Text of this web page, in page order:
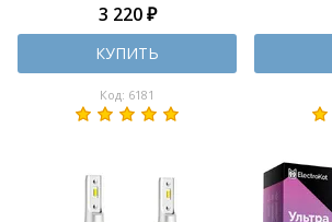
3 220 ₽
КУПИТЬ
Код: 6181